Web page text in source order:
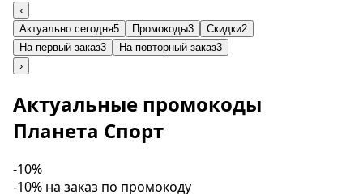
‹
Актуально сегодня5 Промокоды3 Скидки2
На первый заказ3 На повторный заказ3
›
Актуальные промокоды
Планета Спорт
-10%
-10% на заказ по промокоду